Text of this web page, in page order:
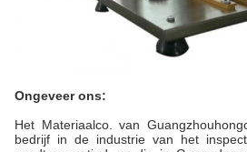
Ongeveer ons:
Het Materiaalco. van
bedrijf in de industrie van het